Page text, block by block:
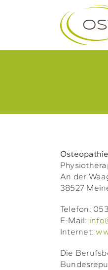
An der
38527
Telefon:
E-Mail:
Internet:
Die